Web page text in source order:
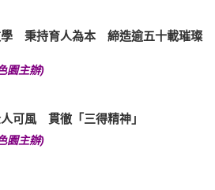
學 秉持育人為本 締造逾五十載璀璨
園主辦)
可風 貫徹「三得精神」
園主辦)